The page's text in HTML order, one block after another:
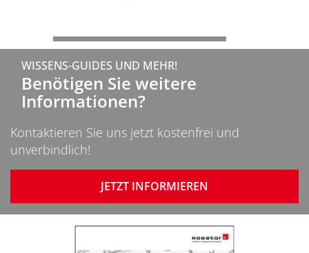
WEITERLESEN
WISSENS-GUIDES UND MEHR!
Benötigen Sie weitere
Informationen?
Kontaktieren Sie uns jetzt kostenfrei und
unverbindlich!
JETZT INFORMIEREN